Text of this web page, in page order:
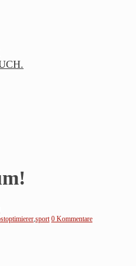
,sport 0 Kommentare